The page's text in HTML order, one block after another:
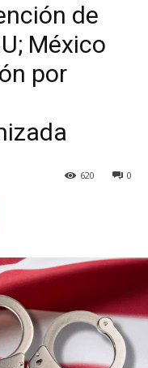
de
México
por
0
620